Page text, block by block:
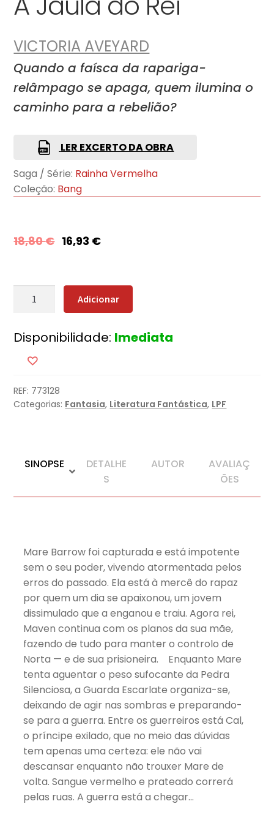
VICTORIA AVEYARD
Quando a faísca da rapariga-
relâmpago se apaga, quem ilumina o
caminho para a rebelião?
LER EXCERTO DA OBRA
Saga / Série: Rainha Vermelha
Coleção: Bang
18,80€ 16,93 €
Quantidade
Jaula
Adicionar
Disponibilidade: Imediata
REF: 773128
Categorias: Fantasia, Literatura Fantástica, LPF
SINOPSE
DETALHE
S
AUTOR
AVALIAÇ
ÕES
Mare Barrow foi capturada e está impotente
sem o seu poder, vivendo atormentada pelos
erros do passado. Ela está à mercê do rapaz
por quem um dia se apaixonou, um jovem
dissimulado que a enganou e traiu. Agora rei,
Maven continua com os planos da sua mãe,
fazendo de tudo para manter o controlo de
Norta — e de sua prisioneira. Enquanto Mare
tenta aguentar o peso sufocante da Pedra
Silenciosa, a Guarda Escarlate organiza-se,
deixando de agir nas sombras e preparando-
se para a guerra. Entre os guerreiros está Cal,
o príncipe exilado, que no meio das dúvidas
tem apenas uma certeza: ele não vai
descansar enquanto não trouxer Mare de
volta. Sangue vermelho e prateado correrá
pelas ruas. A guerra está a chegar…